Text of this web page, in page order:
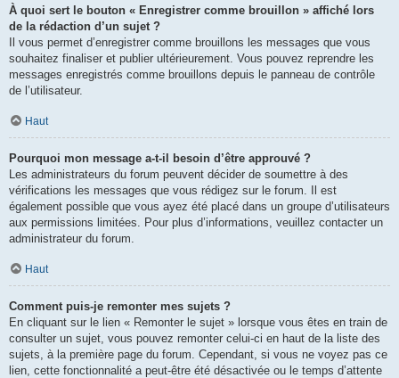
À quoi sert le bouton « Enregistrer comme brouillon » affiché lors
de la rédaction d’un sujet ?
Il vous permet d’enregistrer comme brouillons les messages que vous
souhaitez finaliser et publier ultérieurement. Vous pouvez reprendre les
messages enregistrés comme brouillons depuis le panneau de contrôle
de l’utilisateur.
Haut
Pourquoi mon message a-t-il besoin d’être approuvé ?
Les administrateurs du forum peuvent décider de soumettre à des
vérifications les messages que vous rédigez sur le forum. Il est
également possible que vous ayez été placé dans un groupe d’utilisateurs
aux permissions limitées. Pour plus d’informations, veuillez contacter un
administrateur du forum.
Haut
Comment puis-je remonter mes sujets ?
En cliquant sur le lien « Remonter le sujet » lorsque vous êtes en train de
consulter un sujet, vous pouvez remonter celui-ci en haut de la liste des
sujets, à la première page du forum. Cependant, si vous ne voyez pas ce
lien, cette fonctionnalité a peut-être été désactivée ou le temps d’attente